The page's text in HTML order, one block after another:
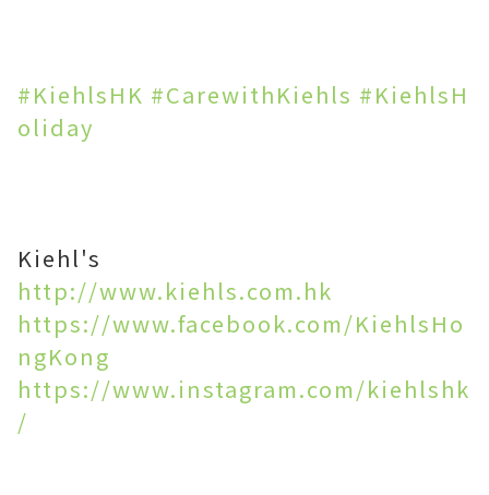
#KiehlsHK #CarewithKiehls #KiehlsH
oliday
Kiehl's
http://www.kiehls.com.hk
https://www.facebook.com/KiehlsHo
ngKong
https://www.instagram.com/kiehlshk
/